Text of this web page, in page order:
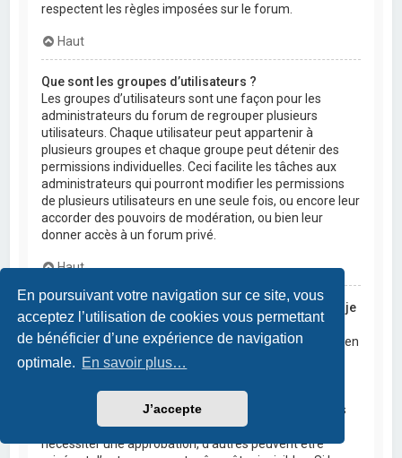
En poursuivant votre navigation sur ce site, vous
acceptez l’utilisation de cookies vous permettant
de bénéficier d’une expérience de navigation
optimale. En savoir plus…
J’accepte
respectent les règles imposées sur le forum.
Haut
Que sont les groupes d’utilisateurs ?
Les groupes d’utilisateurs sont une façon pour les
administrateurs du forum de regrouper plusieurs
utilisateurs. Chaque utilisateur peut appartenir à
plusieurs groupes et chaque groupe peut détenir des
permissions individuelles. Ceci facilite les tâches aux
administrateurs qui pourront modifier les permissions
de plusieurs utilisateurs en une seule fois, ou encore leur
accorder des pouvoirs de modération, ou bien leur
donner accès à un forum privé.
Haut
Où sont les groupes d’utilisateurs et comment puis-je
en rejoindre un ?
Vous pouvez consulter tous les groupes d’utilisateurs en
cliquant sur le lien « Groupes d’utilisateurs » depuis le
en rejoindre un, cliquez sur le bouton approprié.
Cependant, tous les groupes d’utilisateurs ne sont pas
ouverts aux nouvelles adhésions. Certains peuvent
nécessiter une approbation, d’autres peuvent être